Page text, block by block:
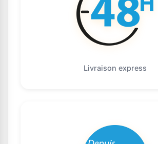
Livraison express